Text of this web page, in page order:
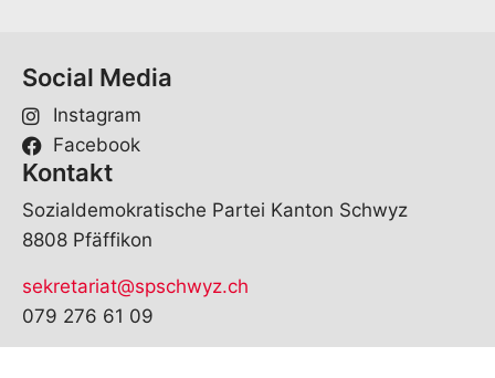
Social Media
Instagram
Facebook
Kontakt
Sozialdemokratische Partei Kanton Schwyz
8808 Pfäffikon
sekretariat@spschwyz.ch
079 276 61 09